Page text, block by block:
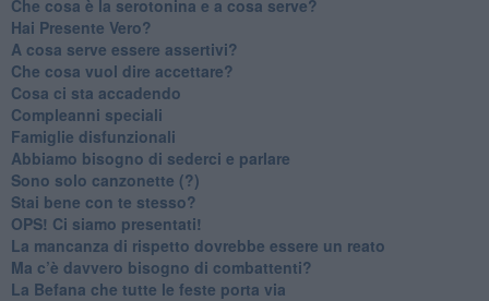
Che cosa è la serotonina e a cosa serve?
​Hai Presente Vero?
A cosa serve essere assertivi?
​Che cosa vuol dire accettare?
​Cosa ci sta accadendo
​Compleanni speciali
​Famiglie disfunzionali
​Abbiamo bisogno di sederci e parlare
Sono solo canzonette (?)
​Stai bene con te stesso?
​OPS! Ci siamo presentati!
​La mancanza di rispetto dovrebbe essere un reato
​Ma c’è davvero bisogno di combattenti?
​La Befana che tutte le feste porta via